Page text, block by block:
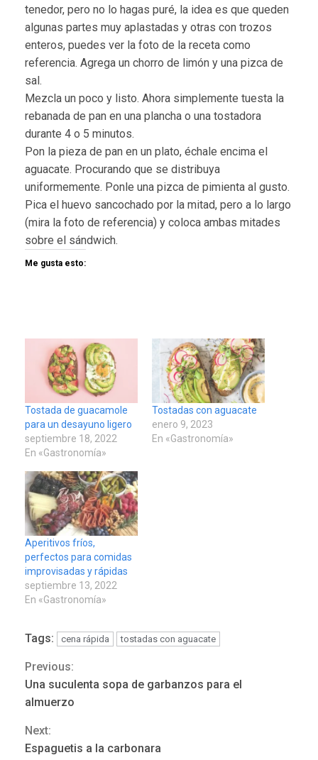
tenedor, pero no lo hagas puré, la idea es que queden
algunas partes muy aplastadas y otras con trozos
enteros, puedes ver la foto de la receta como
referencia. Agrega un chorro de limón y una pizca de
sal.
Mezcla un poco y listo. Ahora simplemente tuesta la
rebanada de pan en una plancha o una tostadora
durante 4 o 5 minutos.
Pon la pieza de pan en un plato, échale encima el
aguacate. Procurando que se distribuya
uniformemente. Ponle una pizca de pimienta al gusto.
Pica el huevo sancochado por la mitad, pero a lo largo
(mira la foto de referencia) y coloca ambas mitades
sobre el sándwich.
Me gusta esto:
Tostada de guacamole
para un desayuno ligero
septiembre 18, 2022
En «Gastronomía»
Tostadas con aguacate
enero 9, 2023
En «Gastronomía»
Aperitivos fríos,
perfectos para comidas
improvisadas y rápidas
septiembre 13, 2022
En «Gastronomía»
Tags: cena rápida tostadas con aguacate
Continue
Reading
Previous:
Una suculenta sopa de garbanzos para el
almuerzo
Next:
Espaguetis a la carbonara
Instituciones estadales se
suman al Plan Agosto de
ÚLTIMA HORA